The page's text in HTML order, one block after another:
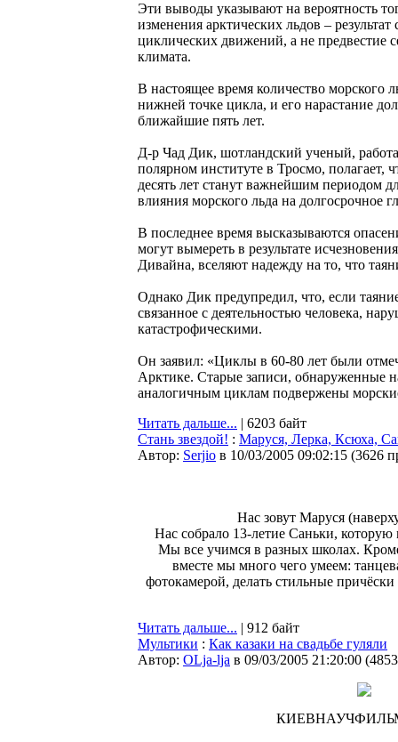
Эти выводы указывают на вероятность
изменения арктических льдов – результат
циклических движений, а не предвестие
климата.
В настоящее время количество морского
нижней точке цикла, и его нарастание
ближайшие пять лет.
Д-р Чад Дик, шотландский ученый,
полярном институте в Тросмо, полагает,
десять лет станут важнейшим периодом
влияния морского льда на долгосрочное
В последнее время высказываются
могут вымереть в результате
Дивайна, вселяют надежду на то, что
Однако Дик предупредил, что, если
связанное с деятельностью человека,
катастрофическими.
Он заявил: «Циклы в 60-80 лет были
Арктике. Старые записи, обнаруженные
аналогичным циклам подвержены
Читать дальше... | 6203 байт
Стань звездой! : Маруся, Лерка, Ксюха,
Автор: Serjio в 10/03/2005 09:02:15 (3626
Нас зовут Маруся
Нас собрало 13-летие Саньки,
Мы все учимся в разных школах.
вместе мы много чего умеем:
фотокамерой, делать стильные
Читать дальше... | 912 байт
Мультики : Как казаки на свадьбе гуляли
Автор: OLja-lja в 09/03/2005 21:20:00 (